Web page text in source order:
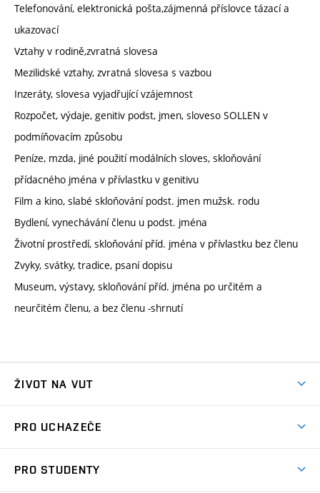
Telefonování, elektronická pošta,zájmenná příslovce tázací a
ukazovací
Vztahy v rodině,zvratná slovesa
Mezilidské vztahy, zvratná slovesa s vazbou
Inzeráty, slovesa vyjadřující vzájemnost
Rozpočet, výdaje, genitiv podst, jmen, sloveso SOLLEN v
podmíňovacím způsobu
Peníze, mzda, jiné použití modálních sloves, skloňování
přídacného jména v přívlastku v genitivu
Film a kino, slabé skloňování podst. jmen mužsk. rodu
Bydlení, vynechávání členu u podst. jména
Životní prostředí, skloňování příd. jména v přívlastku bez členu
Zvyky, svátky, tradice, psaní dopisu
Museum, výstavy, skloňování příd. jména po určitém a
neurčitém členu, a bez členu -shrnutí
ŽIVOT NA VUT
Koleje
PRO UCHAZEČE
PRO STUDENTY